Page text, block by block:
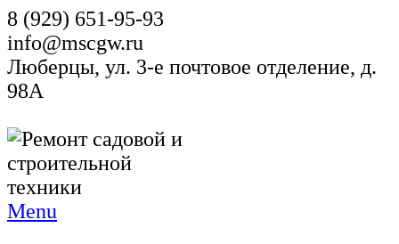
8 (929) 651-95-93
info@mscgw.ru
Люберцы, ул. 3-е почтовое отделение, д.
98А
Menu